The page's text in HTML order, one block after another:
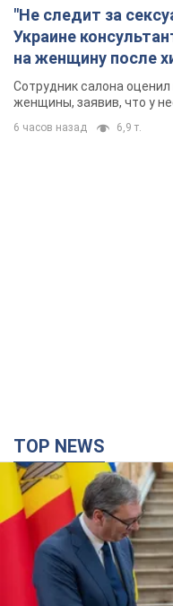
Зеленский
запланирована
Видео
Это первый визит главы
3 часа назад 36,1 т.